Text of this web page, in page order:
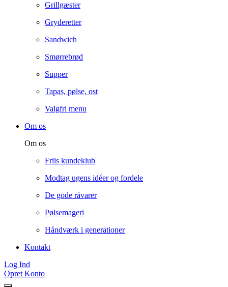
Grillgæster
Gryderetter
Sandwich
Smørrebrød
Supper
Tapas, pølse, ost
Valgfri menu
Om os
Om os
Friis kundeklub
Modtag ugens idéer og fordele
De gode råvarer
Pølsemageri
Håndværk i generationer
Kontakt
Log Ind
Opret Konto